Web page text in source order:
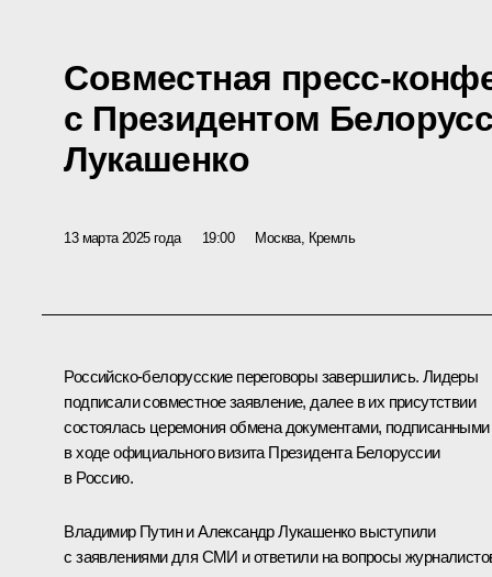
Совместная пресс-
с Президентом
Лукашенко
13 марта 2025 года 19:00 Москва, Кремль
Российско-белорусские переговоры завершились. Лидеры
подписалисовместное заявление, далее в их присутствии
состоялась церемония обмена документами, подписанными
в ходе официального визита Президента Белоруссии
в Россию.
Владимир Путин иАлександр Лукашенковыступили
с заявлениями для СМИ и ответили на вопросы